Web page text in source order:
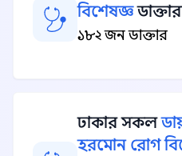
বিশেষজ্ঞ
১৮২ জন ডাক্তার
ঢাকার সকল
হরমোন রোগ